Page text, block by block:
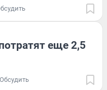
еще 2,5
Обсудить